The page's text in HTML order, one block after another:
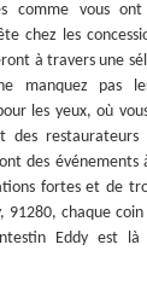
comme vous
chez les
à travers une
manquez pas
les yeux, où
des restaurateurs
des événements
fortes et de
91280, chaque
Eddy est